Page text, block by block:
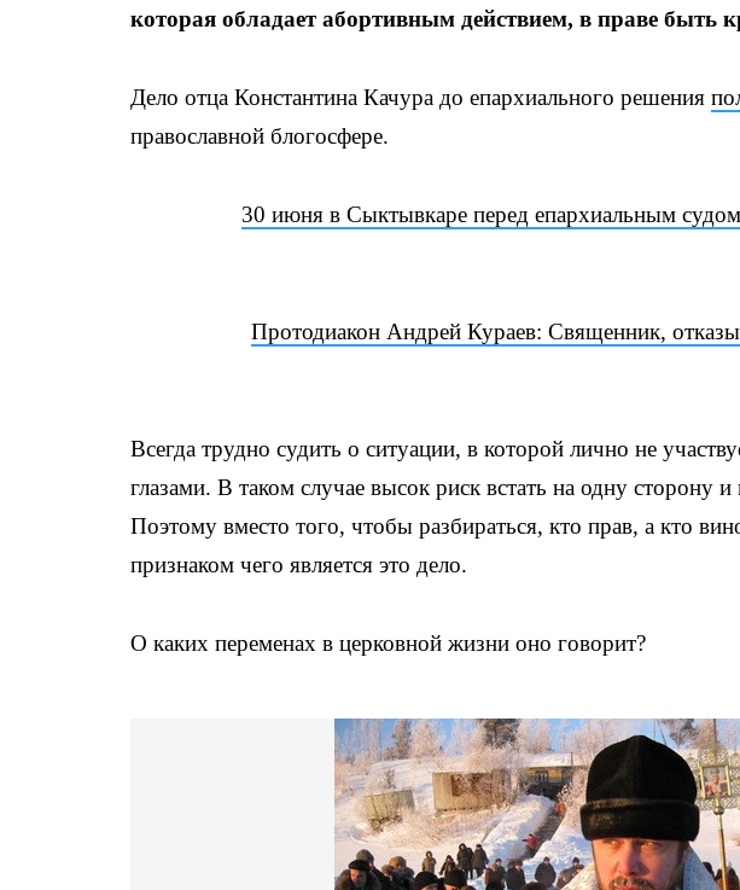
которая обладает абортивным действием, в праве быть
Дело отца Константина Качура до епархиального решения
православной блогосфере.
30 июня в Сыктывкаре перед епархиальным
Протодиакон Андрей Кураев: Священник,
Всегда трудно судить о ситуации, в которой лично не
глазами. В таком случае высок риск встать на одну сторону
Поэтому вместо того, чтобы разбираться, кто прав, а кто
признаком чего является это дело.
О каких переменах в церковной жизни оно говорит?